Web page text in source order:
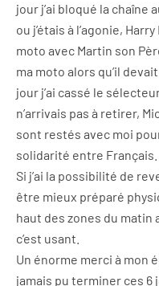
jour j’ai bloqué la chaîne
ou j’étais à l’agonie,
moto avec Martin son
ma moto alors qu’il
jour j’ai cassé le
n’arrivais pas à retirer,
sont restés avec moi
solidarité entre Français.
Si j’ai la possibilité de
être mieux préparé
haut des zones du matin
c’est usant.
Un énorme merci à mon
jamais pu terminer ces 6